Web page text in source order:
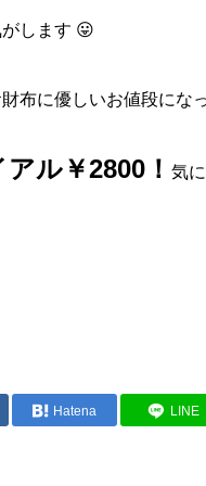
します 😛
布に優しいお値段にな
ル￥2800！ 気
Hatena LINE